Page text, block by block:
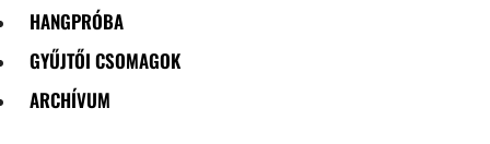
HANGPRÓBA
GYŰJTŐI CSOMAGOK
ARCHÍVUM